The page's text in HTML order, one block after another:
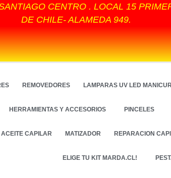
CENTRO . LOCAL 15
DE CHILE- ALAMEDA 949.
REMOVEDORES LAMPARAS UV LED
HERRAMIENTAS Y ACCESORIOS PINCELES
ACEITE CAPILAR MATIZADOR REPARACION
ELIGE TU KIT MARDA.CL!